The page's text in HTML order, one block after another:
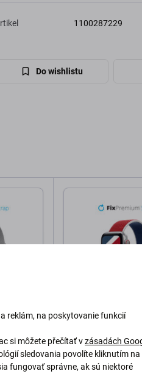
1100287229
Do wishlistu
FixPremium
Remienok pre Apple
(38, 40 a 41mm),
5,98 €
reklám, na poskytovanie funkcií
si môžete přečítať vzásadách
sledovania povolíte kliknutím na
fungovať správne, ak sú niektoré